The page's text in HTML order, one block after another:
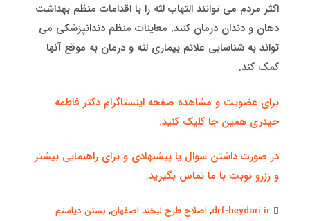
اکثر مردم می توانند التهاب لثه را با اقدامات منظم بهداشت
دهان و دندان درمان کنند. معاینات منظم دندانپزشکی می
تواند به شناسایی علائم بیماری لثه و درمان به موقع آنها
کمک کند.
برای عضویت و مشاهده صفحه اینستاگرام دکتر فاطمه
حیدری همین جا کلیک کنید.
در صورت داشتن سوال یا پیشنهادی و برای راهنمایی بیشتر
و رزرو نوبت با ما تماس بگیرید.
drf-heydari.ir
,اصلاح طرح لبخند اصفهان, بستن دیاستم